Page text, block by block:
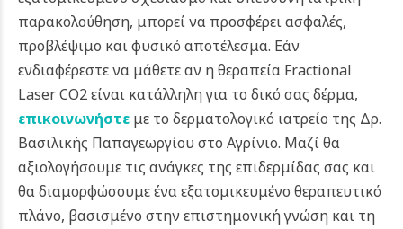
παρακολούθηση, μπορεί να προσφέρει ασφαλές,
προβλέψιμο και φυσικό αποτέλεσμα. Εάν
ενδιαφέρεστε να μάθετε αν η θεραπεία Fractional
Laser CO2 είναι κατάλληλη για το δικό σας δέρμα,
επικοινωνήστε με το δερματολογικό ιατρείο της Δρ.
Βασιλικής Παπαγεωργίου στο Αγρίνιο. Μαζί θα
αξιολογήσουμε τις ανάγκες της επιδερμίδας σας και
θα διαμορφώσουμε ένα εξατομικευμένο θεραπευτικό
πλάνο, βασισμένο στην επιστημονική γνώση και τη